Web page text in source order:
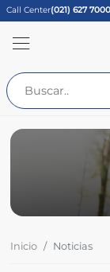
Call Center(021) 627 7000
Inicio Noticias